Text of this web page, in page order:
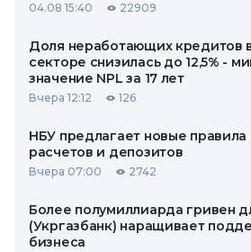
04.08 15:40 22909
Доля неработающих кредитов
секторе снизилась до 12,5% -
значение NPL за 17 лет
Вчера 12:12 126
НБУ предлагает новые правила
расчетов и депозитов
Вчера 07:00 2742
Более полумиллиарда гривен
(Укргазбанк) наращивает
бизнеса